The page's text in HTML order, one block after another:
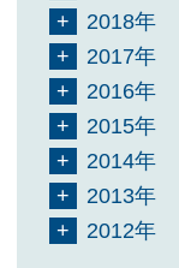
2018年
2017年
2016年
2015年
2014年
2013年
2012年